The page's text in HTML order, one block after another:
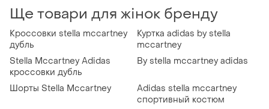
Ще товари для жінок бренду
Кроссовки stella mccartney
дубль
Куртка adidas by stella
mccartney
Stella Mccartney Adidas
кроссовки дубль
By stella mccartney adidas
Шорты Stella Mccartney
Adidas stella mccartney
спортивный костюм